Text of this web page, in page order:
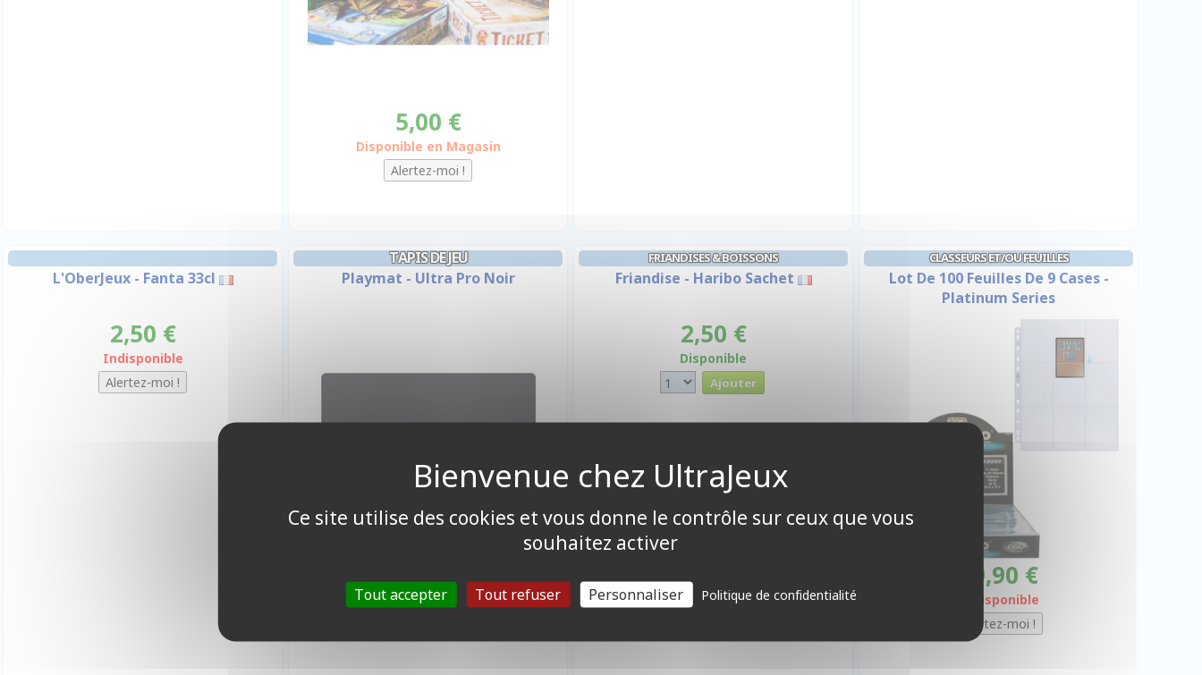
5,00 €
Disponible en Magasin
L'OberJeux - Fanta 33cl
2,50 €
Indisponible
TAPIS DE JEU
Playmat - Ultra Pro Noir
10,90 €
Indisponible
FRIANDISES & BOISSONS
Friandise - Haribo Sachet
2,50 €
Disponible
CLASSEURS ET/OU FEUILLES
Lot De 100 Feuilles De 9 Cases -
Platinum Series
29,90 €
Indisponible
Ce site utilise des cookies et vous donne le contrôle sur ceux que vous
souhaitez activer
Tout accepter Tout refuser Personnaliser Politique de confidentialité